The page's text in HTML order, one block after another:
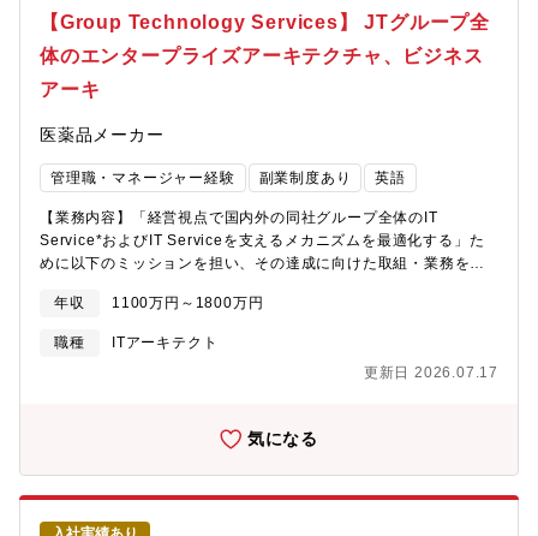
ら業務を推進しています。課長としてご入社いただく場合は、部
長業務の引継ぎを視野に入れており、マネジメントを担う課長職
ます。現時点では部下を持たない可能性もありますが、営業部門
か、将来的にはM&Aなどの戦略法務にも携わっていただくことを
期待しています。【募集背景】当社はグローバル展開やM&Aをは
じめとする新たな事業領域への挑戦を一層加速しており、企業法
務の重要性と役割がこれまで以上に高まっています。これに伴
い、法務部門が関与できるフィールドは大きく拡大しており、戦
略パートナーとしてビジネスをリードする機会が増えています。
め、即戦力として幅広い企業法務業務をリードいただける企業法
魅力】・平均残業時間が少なく、メリハリをもって働ける環境で
す。・業務は、チームでしっかりと分担しながら取り組む体制が
事業運営や戦略に触れながらキャリアを積むことができます。
ただける環境です。 【働き方】平均残業時間は月7.7時間程度と少
【Group Technology Services】 JTグループ全
体のエンタープライズアーキテクチャ、ビジネス
アーキ
医薬品メーカー
管理職・マネージャー経験 副業制度あり 英語
【業務内容】「経営視点で国内外の同社グループ全体のIT
Service*およびIT Serviceを支えるメカニズムを最適化する」た
めに以下のミッションを担い、その達成に向けた取組・業務を統
の構想および推進とガバナンス・同社グループに対して効果的な
テクノロジーおよびデータ活用/アプリケーション開発手法の提
言・同社グループにおけるビジネスアーキテクチャの構想および
推進とガバナンス *IT Service = IAM、Cyber Securityを除く、全
全国転勤可能性有り・賃金に関しては、職歴・スキル等を総合的
年収 1100万円～1800万円
職種
ITアーキテクト
更新日 2026.07.17
気になる